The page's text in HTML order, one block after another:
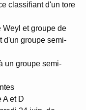
classifiant d'un tore
Weyl et groupe de
d'un groupe semi-
un groupe semi-
A et D